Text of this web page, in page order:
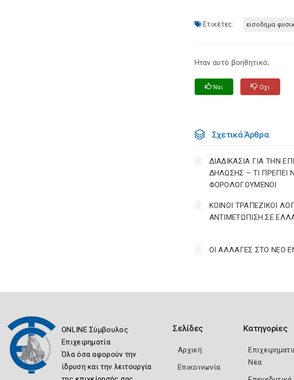
Ετικέτες: εισοδημα
Ηταν αυτό βοηθητικό;
Ναι Οχι
Σχετικά Άρθρα
ΔΙΑΔΙΚΑΣΙΑ ΓΙΑ ΤΗΝ
ΔΗΛΩΣΗΣ – ΤΙ ΠΡΕΠΕΙ
ΦΟΡΟΛΟΓΟΥΜΕΝΟΙ
ΚΟΙΝΟΙ ΤΡΑΠΕΖΙΚΟΙ
ΑΝΤΙΜΕΤΩΠΙΣΗ ΣΕ
ΟΙ ΑΛΛΑΓΕΣ ΣΤΟ ΝΕΟ
ONLINE Σύμβουλος
Επιχειρηματία
Όλα όσα αφορούν την
ίδρυση και την λειτουργία
Σελίδες
Αρχική
Επικοινωνία
Κατηγορίες
Νέα